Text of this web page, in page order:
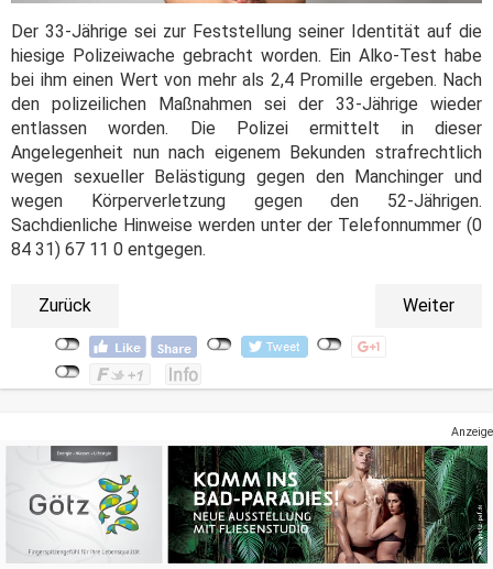
Der 33-Jährige sei zur Feststellung seiner Identität auf die
hiesige Polizeiwache gebracht worden. Ein Alko-Test habe
bei ihm einen Wert von mehr als 2,4 Promille ergeben. Nach
den polizeilichen Maßnahmen sei der 33-Jährige wieder
entlassen worden. Die Polizei ermittelt in dieser
Angelegenheit nun nach eigenem Bekunden strafrechtlich
wegen sexueller Belästigung gegen den Manchinger und
wegen Körperverletzung gegen den 52-Jährigen.
Sachdienliche Hinweise werden unter der Telefonnummer (0
84 31) 67 11 0 entgegen.
Zurück Weiter
Anzeige